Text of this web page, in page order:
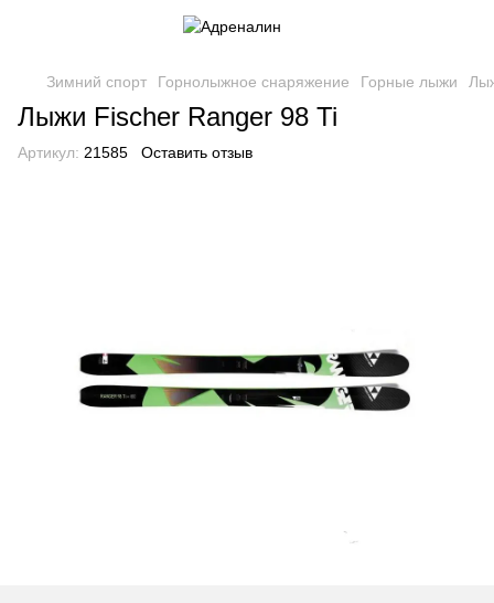
Зимний спорт Горнолыжное снаряжение Горные лыжи
Лыжи Fischer Ranger 98 Ti
Артикул: 21585 Оставить отзыв